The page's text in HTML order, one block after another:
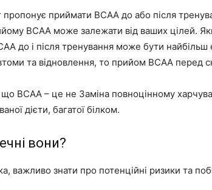
пропонує приймати BCAA до або після
BCAA може залежати від ваших цілей.
до і після тренування може бути
та відновлення, то прийом BCAA перед
що BCAA – це не Заміна повноцінному
дієти, багатої білком.
вони?
важливо знати про потенційні ризики та